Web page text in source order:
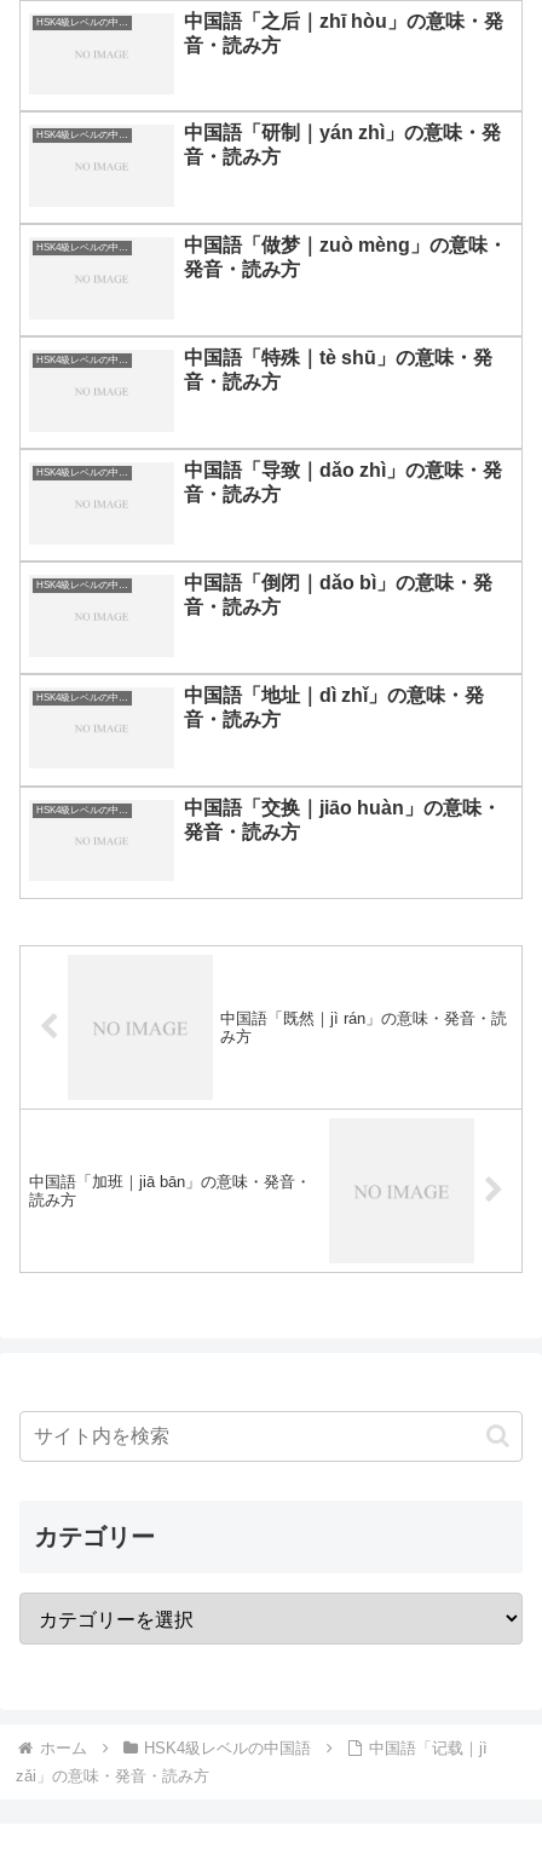
HSK4級レベルの中国語
中国語「之后｜zhī hòu」の意味・発
音・読み方
HSK4級レベルの中国語
中国語「研制｜yán zhì」の意味・発
音・読み方
HSK4級レベルの中国語
中国語「做梦｜zuò mèng」の意味・
発音・読み方
HSK4級レベルの中国語
中国語「特殊｜tè shū」の意味・発
音・読み方
HSK4級レベルの中国語
中国語「导致｜dǎo zhì」の意味・発
音・読み方
HSK4級レベルの中国語
中国語「倒闭｜dǎo bì」の意味・発
音・読み方
中国語「地址｜dì zhǐ」の意味・発
音・読み方
中国語「交换｜jiāo huàn」の意味・
発音・読み方
中国語「既然｜jì rán」の意味・発音・読
み方
中国語「加班｜jiā bān」の意味・発音・
読み方
カテゴリー
ホーム HSK4級レベルの中国語
中国語「记载｜jì
zǎi」の意味・発音・読み方